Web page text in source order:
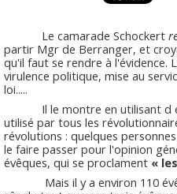
Le camarade Schockert
partir Mgr de Berranger, et
qu'il faut se rendre à l'évidence.
virulence politique, mise au
loi.....
Il le montre en utilisant d
utilisé par tous les
révolutions : quelques
le faire passer pour l'opinion
évêques, qui se proclament «
Mais il y a environ 110